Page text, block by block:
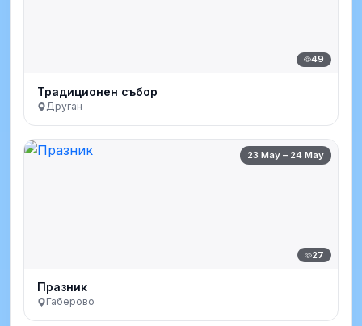
49
Традиционен събор
Друган
23 May – 24 May
27
Празник
Габерово